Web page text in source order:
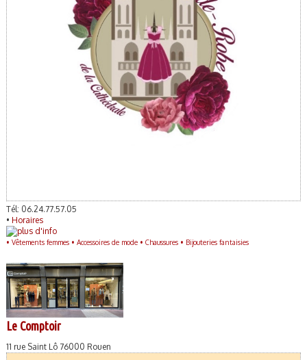
Tél: 06.24.77.57.05
• Horaires
• Vêtements femmes • Accessoires de mode • Chaussures • Bijouteries fantaisies
Le Comptoir
11 rue Saint Lô 76000 Rouen